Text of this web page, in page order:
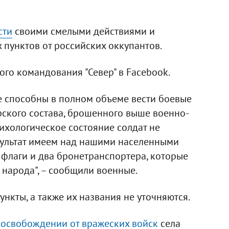
своими смелыми действиями и
от российских оккупантов.
командования "Север" в Facebook.
в полном объеме вести боевые
состава, брошенного выше военно-
состояние солдат не
имеем над нашими населенными
и два бронетранспортера, которые
народа", – сообщили военные.
а также их названия не уточняются.
от вражеских войск села